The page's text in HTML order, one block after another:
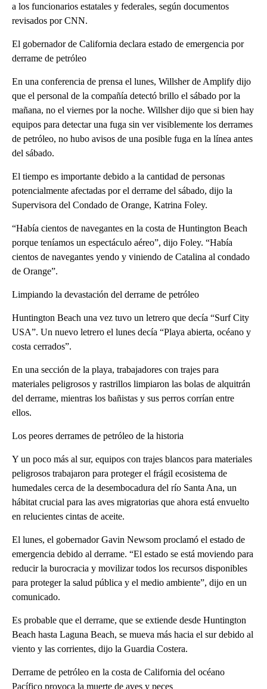
a los funcionarios estatales y federales, según documentos
revisados por CNN.
El gobernador de California declara estado de emergencia por
derrame de petróleo
En una conferencia de prensa el lunes, Willsher de Amplify dijo
que el personal de la compañía detectó brillo el sábado por la
mañana, no el viernes por la noche. Willsher dijo que si bien hay
equipos para detectar una fuga sin ver visiblemente los derrames
de petróleo, no hubo avisos de una posible fuga en la línea antes
del sábado.
El tiempo es importante debido a la cantidad de personas
potencialmente afectadas por el derrame del sábado, dijo la
Supervisora del Condado de Orange, Katrina Foley.
“Había cientos de navegantes en la costa de Huntington Beach
porque teníamos un espectáculo aéreo”, dijo Foley. “Había
cientos de navegantes yendo y viniendo de Catalina al condado
de Orange”.
Limpiando la devastación del derrame de petróleo
Huntington Beach una vez tuvo un letrero que decía “Surf City
USA”. Un nuevo letrero el lunes decía “Playa abierta, océano y
costa cerrados”.
En una sección de la playa, trabajadores con trajes para
materiales peligrosos y rastrillos limpiaron las bolas de alquitrán
del derrame, mientras los bañistas y sus perros corrían entre
ellos.
Los peores derrames de petróleo de la historia
Y un poco más al sur, equipos con trajes blancos para materiales
peligrosos trabajaron para proteger el frágil ecosistema de
humedales cerca de la desembocadura del río Santa Ana, un
hábitat crucial para las aves migratorias que ahora está envuelto
en relucientes cintas de aceite.
El lunes, el gobernador Gavin Newsom proclamó el estado de
emergencia debido al derrame. “El estado se está moviendo para
reducir la burocracia y movilizar todos los recursos disponibles
para proteger la salud pública y el medio ambiente”, dijo en un
comunicado.
Es probable que el derrame, que se extiende desde Huntington
Beach hasta Laguna Beach, se mueva más hacia el sur debido al
viento y las corrientes, dijo la Guardia Costera.
Derrame de petróleo en la costa de California del océano
Pacífico provoca la muerte de aves y peces